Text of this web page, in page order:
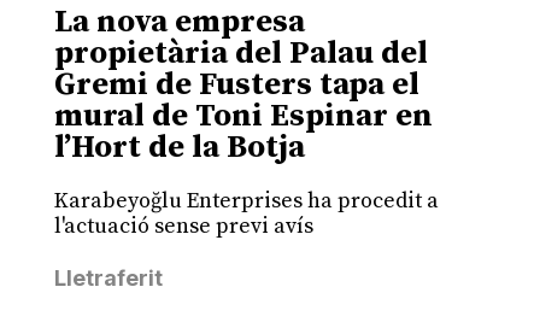
La nova empresa
propietària del Palau del
Gremi de Fusters tapa el
mural de Toni Espinar en
l’Hort de la Botja
Karabeyoğlu Enterprises ha procedit a
l'actuació sense previ avís
Lletraferit